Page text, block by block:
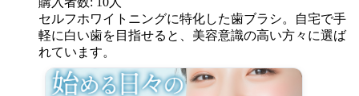
セルフホワイトニングに特化した歯ブラシ。自宅で手
軽に白い歯を目指せると、美容意識の高い方々に選ば
れています。